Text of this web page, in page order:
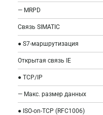
— MRPD
Связь SIMATIC
● S7-маршрутизация
Открытая связь IE
● TCP/IP
— Макс. размер данных
● ISO-on-TCP (RFC1006)